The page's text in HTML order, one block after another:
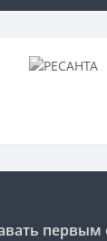
первым